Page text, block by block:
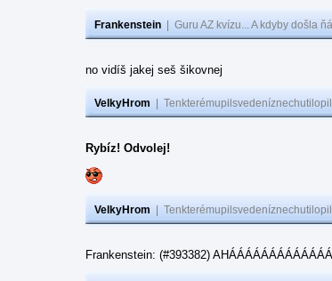
Frankenstein Guru AZ kvízu... A kdyby došla
no vidíš jakej seš šikovnej
VelkyHrom
Rybíz! Odvolej!
VelkyHrom
Frankenstein: (#393382)